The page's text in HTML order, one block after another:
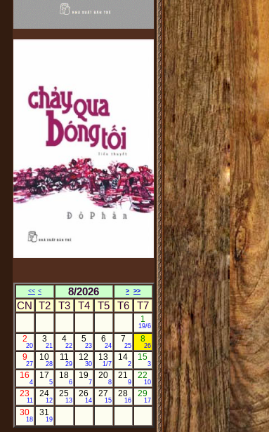
<< < 8/2026 > >>
CN T2 T3 T4 T5 T6 T7
1
19/6
2
20
3
21
4
22
5
23
6
24
7
25
8
26
9
27
10
28
11
29
12
30
13
1/7
14
2
15
3
16
4
17
5
18
6
19
7
20
8
21
9
22
10
23
11
24
12
25
13
26
14
27
15
28
16
29
17
30
18
31
19